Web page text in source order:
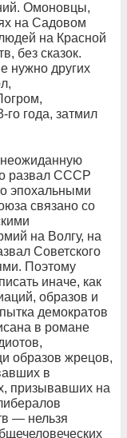
Омоновцы,
на Садовом
на Красной
без сказок.
нужно других
года, затмил
развал СССР
эпохальными
связано со
на Волгу, на
Советского
Поэтому
иначе, как
образов и
демократов
в романе
образов жрецов,
в
призывавших на
— нельзя